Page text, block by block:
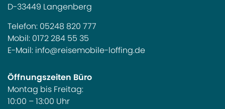
D-33449 Langenberg
Telefon: 05248 820 777
Mobil: 0172 284 55 35
E-Mail: info@reisemobile-loffing.de
Öffnungszeiten Büro
Montag bis Freitag:
10:00 – 13:00 Uhr